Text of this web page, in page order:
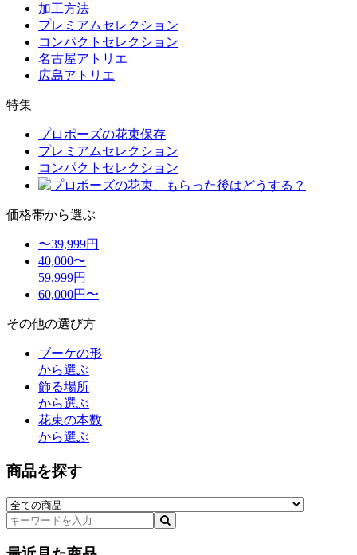
加工方法
プレミアムセレクション
コンパクトセレクション
名古屋アトリエ
広島アトリエ
特集
プロポーズの花束保存
プレミアムセレクション
コンパクトセレクション
プロポーズの花束、もらった後はどうする？
価格帯から選ぶ
〜39,999円
40,000〜
59,999円
60,000円〜
その他の選び方
ブーケの形
から選ぶ
飾る場所
から選ぶ
花束の本数
から選ぶ
商品を探す